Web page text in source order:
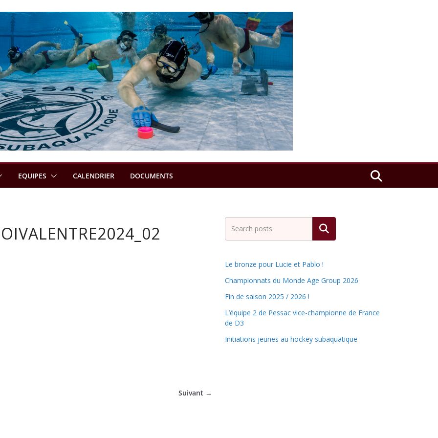
EQUIPES CALENDRIER DOCUMENTS
Suivant →
Rechercher
Le bronze pour Lucie et Pablo !
Championnats du Monde Age Group 2026
Fin de saison 2025 / 2026 !
L’équipe 2 de Pessac vice-championne de France
de D3
Initiations jeunes au hockey subaquatique